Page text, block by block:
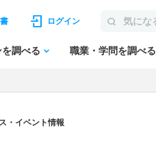
ログイン
調べる 職業・学問を調べる
・イベント情報